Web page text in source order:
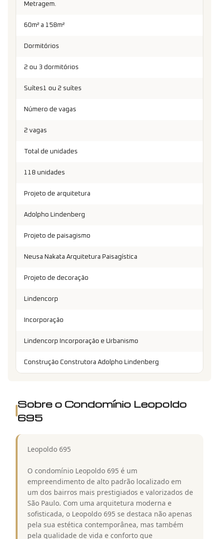
Metragem.
60m² a 158m²
Dormitórios
2 ou 3 dormitórios
Suítes1 ou 2 suítes
Número de vagas
2 vagas
Total de unidades
118 unidades
Projeto de arquitetura
Adolpho Lindenberg
Projeto de paisagismo
Neusa Nakata Arquitetura Paisagística
Projeto de decoração
Lindencorp
Incorporação
Lindencorp Incorporação e Urbanismo
Construção Construtora Adolpho Lindenberg
Sobre o Condomínio Leopoldo
695
Leopoldo 695
O condomínio Leopoldo 695 é um
empreendimento de alto padrão localizado em
um dos bairros mais prestigiados e valorizados de
São Paulo. Com uma arquitetura moderna e
sofisticada, o Leopoldo 695 se destaca não apenas
pela sua estética contemporânea, mas também
pela qualidade de vida e conforto que